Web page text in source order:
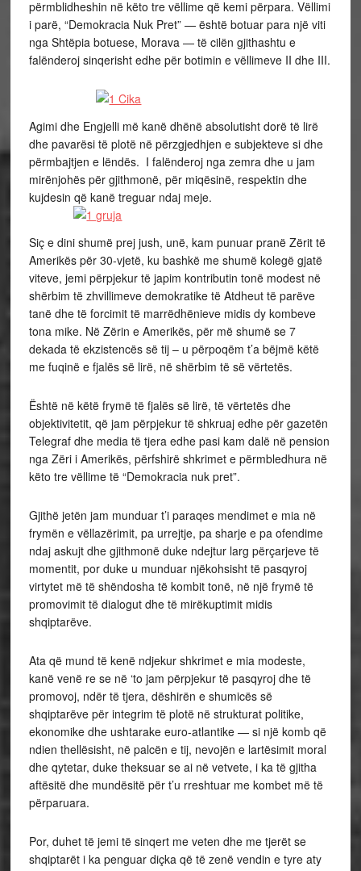
përmblidheshin në këto tre vëllime që kemi përpara. Vëllimi
i parë, “Demokracia Nuk Pret” — është botuar para një viti
nga Shtëpia botuese, Morava — të cilën gjithashtu e
falënderoj sinqerisht edhe për botimin e vëllimeve II dhe III.
Agimi dhe Engjelli më kanë dhënë absolutisht dorë të lirë
dhe pavarësi të plotë në përzgjedhjen e subjekteve si dhe
përmbajtjen e lëndës. I falënderoj nga zemra dhe u jam
mirënjohës për gjithmonë, për miqësinë, respektin dhe
kujdesin që kanë treguar ndaj meje.
Siç e dini shumë prej jush, unë, kam punuar pranë Zërit të
Amerikës për 30-vjetë, ku bashkë me shumë kolegë gjatë
viteve, jemi përpjekur të japim kontributin tonë modest në
shërbim të zhvillimeve demokratike të Atdheut të parëve
tanë dhe të forcimit të marrëdhënieve midis dy kombeve
tona mike. Në Zërin e Amerikës, për më shumë se 7
dekada të ekzistencës së tij – u përpoqëm t’a bëjmë këtë
me fuqinë e fjalës së lirë, në shërbim të së vërtetës.
Është në këtë frymë të fjalës së lirë, të vërtetës dhe
objektivitetit, që jam përpjekur të shkruaj edhe për gazetën
Telegraf dhe media të tjera edhe pasi kam dalë në pension
nga Zëri i Amerikës, përfshirë shkrimet e përmbledhura në
këto tre vëllime të “Demokracia nuk pret”.
Gjithë jetën jam munduar t’i paraqes mendimet e mia në
frymën e vëllazërimit, pa urrejtje, pa sharje e pa ofendime
ndaj askujt dhe gjithmonë duke ndejtur larg përçarjeve të
momentit, por duke u munduar njëkohsisht të pasqyroj
virtytet më të shëndosha të kombit tonë, në një frymë të
promovimit të dialogut dhe të mirëkuptimit midis
shqiptarëve.
Ata që mund të kenë ndjekur shkrimet e mia modeste,
kanë venë re se në ‘to jam përpjekur të pasqyroj dhe të
promovoj, ndër të tjera, dëshirën e shumicës së
shqiptarëve për integrim të plotë në strukturat politike,
ekonomike dhe ushtarake euro-atlantike — si një komb që
ndien thellësisht, në palcën e tij, nevojën e lartësimit moral
dhe qytetar, duke theksuar se ai në vetvete, i ka të gjitha
aftësitë dhe mundësitë për t’u rreshtuar me kombet më të
përparuara.
Por, duhet të jemi të sinqert me veten dhe me tjerët se
shqiptarët i ka penguar diçka që të zenë vendin e tyre aty